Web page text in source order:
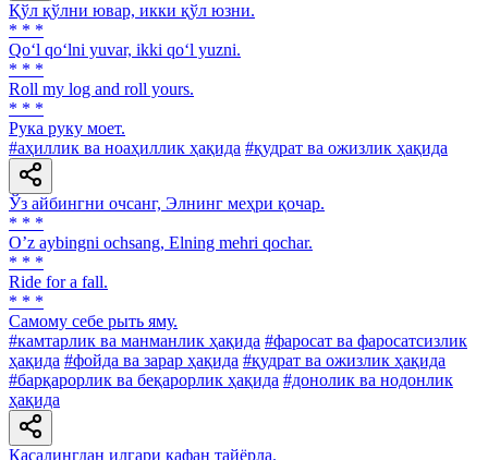
Қўл қўлни ювар, икки қўл юзни.
* * *
Qo‘l qo‘lni yuvar, ikki qo‘l yuzni.
* * *
Roll my log and roll yours.
* * *
Рука руку моет.
#аҳиллик ва ноаҳиллик ҳақида #қудрат ва ожизлик ҳақида
Ўз айбингни очсанг, Элнинг меҳри қочар.
* * *
Oʼz aybingni ochsang, Elning mehri qochar.
* * *
Ride for a fall.
* * *
Самому себе рыть яму.
#камтарлик ва манманлик ҳақида #фаросат ва фаросатсизлик
ҳақида #фойда ва зарар ҳақида #қудрат ва ожизлик ҳақида
#барқарорлик ва беқарорлик ҳақида #донолик ва нодонлик
ҳақида
Касалингдан илгари кафан тайёрла.